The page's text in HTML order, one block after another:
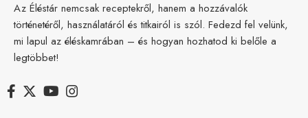
Az Éléstár nemcsak receptekről, hanem a hozzávalók
történetéről, használatáról és titkairól is szól. Fedezd fel velünk,
mi lapul az éléskamrában – és hogyan hozhatod ki belőle a
legtöbbet!